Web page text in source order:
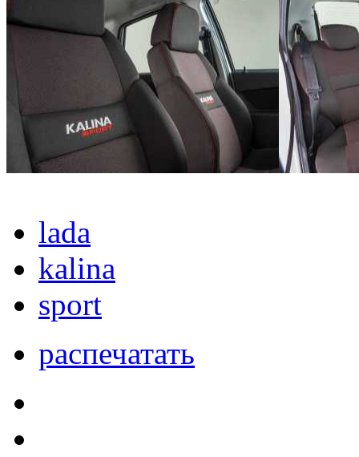
lada
kalina
sport
распечатать